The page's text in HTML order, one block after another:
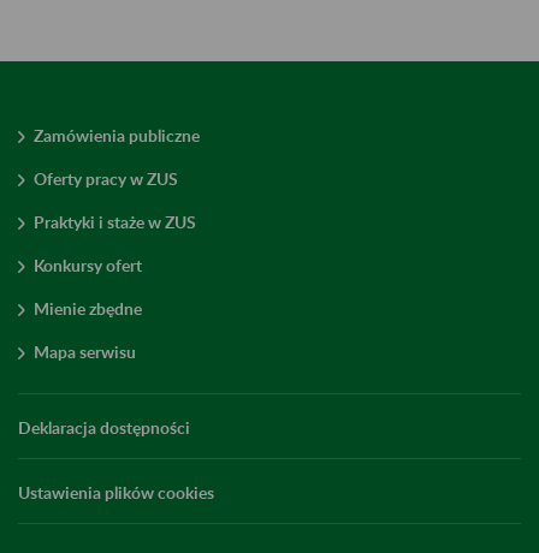
Zamówienia publiczne
Oferty pracy w ZUS
Praktyki i staże w ZUS
Konkursy ofert
Mienie zbędne
Mapa serwisu
Deklaracja dostępności
Ustawienia plików cookies